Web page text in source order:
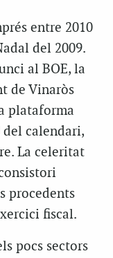
entre 2010
del 2009.
al BOE, la
de Vinaròs
plataforma
calendari,
La celeritat
procedents
fiscal.
pocs sectors